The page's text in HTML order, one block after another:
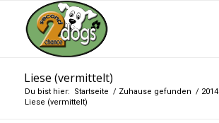
Liese (vermittelt)
Du bist hier: Startseite / Zuhause gefunden / 2014
Liese (vermittelt)